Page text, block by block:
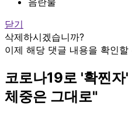
닫기
삭제하시겠습니까?
이제 해당 댓글 내용을 확인할
코로나19로 '확찐자
체중은 그대로"